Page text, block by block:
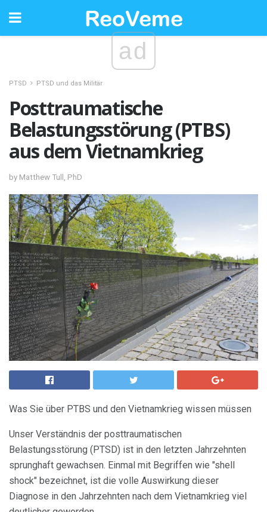
ad
PTSD PTSD und das Militär
Posttraumatische
Belastungsstörung (PTBS)
aus dem Vietnamkrieg
by Matthew Tull, PhD
Was Sie über PTBS und den Vietnamkrieg wissen müssen
Unser Verständnis der posttraumatischen
Belastungsstörung (PTSD) ist in den letzten Jahrzehnten
sprunghaft gewachsen. Einmal mit Begriffen wie "shell
shock" bezeichnet, ist die volle Auswirkung dieser
Diagnose in den Jahrzehnten nach dem Vietnamkrieg viel